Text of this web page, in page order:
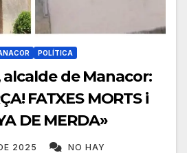
POLÍTICA
de Manacor:
FATXES MORTS i
DE MERDA»
2025 NO HAY